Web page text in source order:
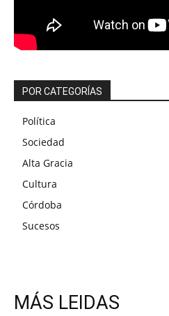
POR CATEGORÍAS
Política
Sociedad
Alta Gracia
Cultura
Córdoba
Sucesos
MÁS LEIDAS